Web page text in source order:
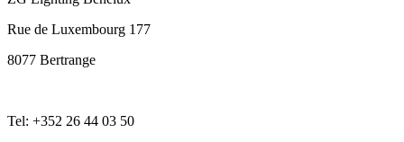
Rue de Luxembourg 177
8077 Bertrange
Tel: +352 26 44 03 50